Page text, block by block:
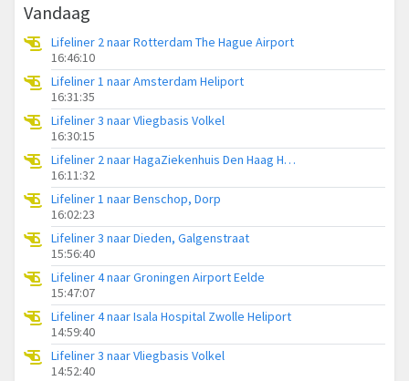
Vandaag
Lifeliner 2 naar Rotterdam The Hague Airport
16:46:10
Lifeliner 1 naar Amsterdam Heliport
16:31:35
Lifeliner 3 naar Vliegbasis Volkel
16:30:15
Lifeliner 2 naar HagaZiekenhuis Den Haag Heliport
16:11:32
Lifeliner 1 naar Benschop, Dorp
16:02:23
Lifeliner 3 naar Dieden, Galgenstraat
15:56:40
Lifeliner 4 naar Groningen Airport Eelde
15:47:07
Lifeliner 4 naar Isala Hospital Zwolle Heliport
14:59:40
Lifeliner 3 naar Vliegbasis Volkel
14:52:40